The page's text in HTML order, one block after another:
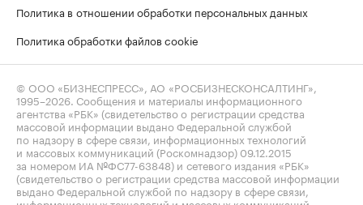
Политика в отношении обработки персональных данных
Политика обработки файлов cookie
© ООО «БИЗНЕСПРЕСС», АО «РОСБИЗНЕСКОНСАЛТИНГ»,
1995–2026 . Сообщения и материалы информационного
агентства «РБК» (свидетельство о регистрации средства
массовой информации выдано Федеральной службой
по надзору в сфере связи, информационных технологий
и массовых коммуникаций (Роскомнадзор) 09.12.2015
за номером ИА №ФС77-63848) и сетевого издания «РБК»
(свидетельство о регистрации средства массовой информации
выдано Федеральной службой по надзору в сфере связи,